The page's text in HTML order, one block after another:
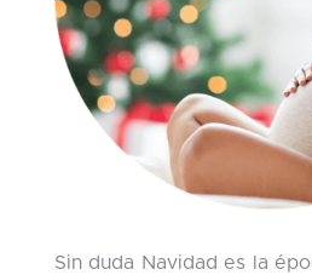
Sin duda Navidad es la